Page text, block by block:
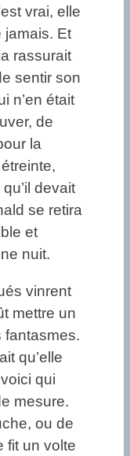
vrai, elle
jamais. Et
rassurait
sentir son
n’en était
de
la
devait
se retira
et
nuit.
vinrent
mettre un
fantasmes.
qu’elle
qui
mesure.
ou de
fit un volte